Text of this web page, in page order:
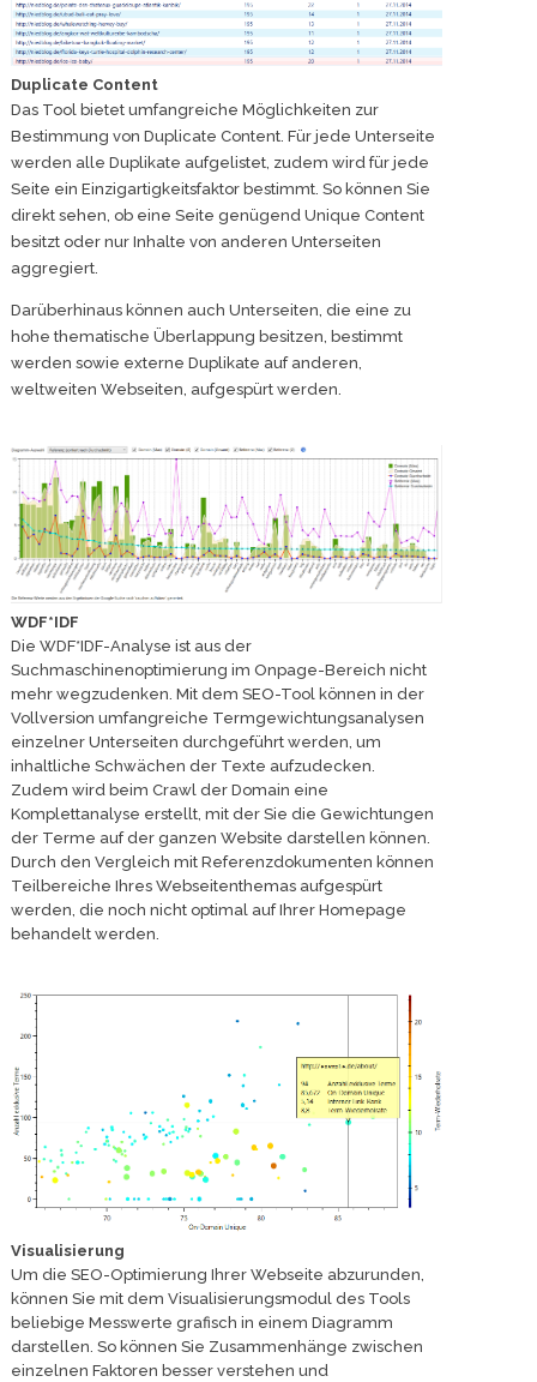
Duplicate Content
Das Tool bietet umfangreiche Möglichkeiten zur
Bestimmung von Duplicate Content. Für jede Unterseite
werden alle Duplikate aufgelistet, zudem wird für jede
Seite ein Einzigartigkeitsfaktor bestimmt. So können Sie
direkt sehen, ob eine Seite genügend Unique Content
besitzt oder nur Inhalte von anderen Unterseiten
aggregiert.
Darüberhinaus können auch Unterseiten, die eine zu
hohe thematische Überlappung besitzen, bestimmt
werden sowie externe Duplikate auf anderen,
weltweiten Webseiten, aufgespürt werden.
WDF*IDF
Die WDF*IDF-Analyse ist aus der
Suchmaschinenoptimierung im Onpage-Bereich nicht
mehr wegzudenken. Mit dem SEO-Tool können in der
Vollversion umfangreiche Termgewichtungsanalysen
einzelner Unterseiten durchgeführt werden, um
inhaltliche Schwächen der Texte aufzudecken.
Zudem wird beim Crawl der Domain eine
Komplettanalyse erstellt, mit der Sie die Gewichtungen
der Terme auf der ganzen Website darstellen können.
Durch den Vergleich mit Referenzdokumenten können
Teilbereiche Ihres Webseitenthemas aufgespürt
werden, die noch nicht optimal auf Ihrer Homepage
behandelt werden.
Visualisierung
Um die SEO-Optimierung Ihrer Webseite abzurunden,
können Sie mit dem Visualisierungsmodul des Tools
beliebige Messwerte grafisch in einem Diagramm
darstellen. So können Sie Zusammenhänge zwischen
einzelnen Faktoren besser verstehen und